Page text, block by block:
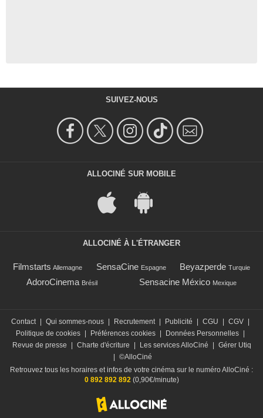
SUIVEZ-NOUS
ALLOCINÉ SUR MOBILE
ALLOCINÉ À L'ÉTRANGER
Filmstarts Allemagne SensaCine Espagne Beyazperde Turquie
AdoroCinema Brésil Sensacine México Mexique
Contact Qui sommes-nous Recrutement Publicité CGU CGV
Politique de cookies
Préférences cookies Données Personnelles
Revue de presse
Charte d'écriture Les services AlloCiné
Gérer Utiq
©AlloCiné
Retrouvez tous les horaires et infos de votre cinéma sur le numéro AlloCiné :
0 892 892 892(0,90€/minute)